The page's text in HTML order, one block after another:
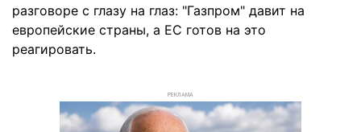
разговоре с глазу на глаз: "Газпром" давит на
европейские страны, а ЕС готов на это
реагировать.
РЕКЛАМА